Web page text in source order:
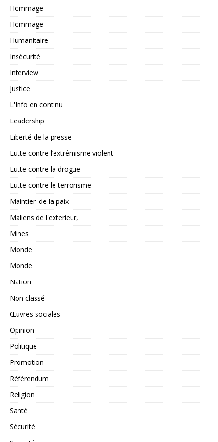
Hommage
Hommage
Humanitaire
Insécurité
Interview
Justice
L'Info en continu
Leadership
Liberté de la presse
Lutte contre l’extrémisme violent
Lutte contre la drogue
Lutte contre le terrorisme
Maintien de la paix
Maliens de l'exterieur,
Mines
Monde
Monde
Nation
Non classé
Œuvres sociales
Opinion
Politique
Promotion
Référendum
Religion
Santé
Sécurité